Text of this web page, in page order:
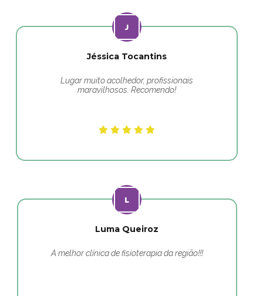
Jéssica Tocantins
Lugar muito acolhedor, profissionais
maravilhosos. Recomendo!
Luma Queiroz
A melhor clínica de fisioterapia da região!!!